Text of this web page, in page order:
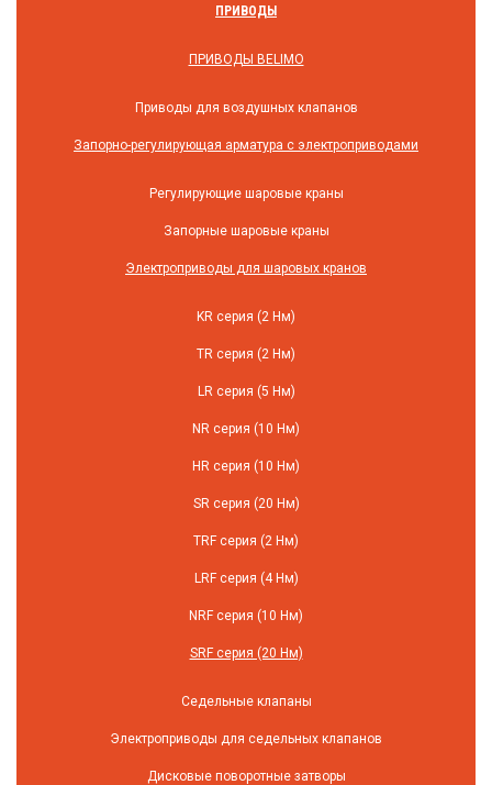
ПРИВОДЫ
ПРИВОДЫ BELIMO
Приводы для воздушных клапанов
Запорно-регулирующая арматура с электроприводами
Регулирующие шаровые краны
Запорные шаровые краны
Электроприводы для шаровых кранов
KR серия (2 Нм)
TR серия (2 Нм)
LR серия (5 Нм)
NR серия (10 Нм)
HR серия (10 Нм)
SR серия (20 Нм)
TRF серия (2 Нм)
LRF серия (4 Нм)
NRF серия (10 Нм)
SRF серия (20 Нм)
Седельные клапаны
Электроприводы для седельных клапанов
Дисковые поворотные затворы